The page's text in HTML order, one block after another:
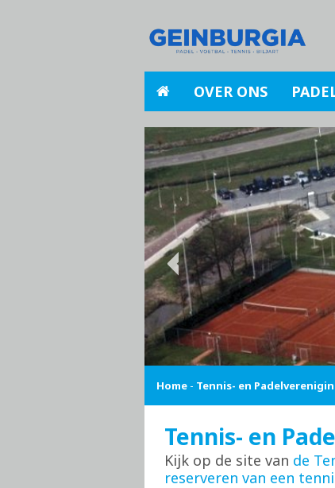
 OVER ONS
Home - Tennis- en
Tennis- en
Kijk op de site van de
reserveren van een